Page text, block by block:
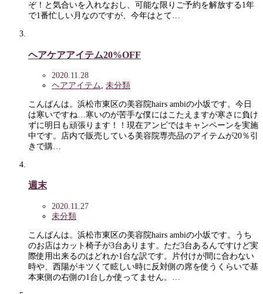
ぞ！と気合いを入れなおし、可能な限りご予約を解放する1年
で1番忙しい月なのですが、今年はとて…
ヘアケアアイテム20%OFF
2020.11.28
ヘアアイテム, 未分類
こんばんは。浜松市東区の美容院hairs ambiの小坂です。今日
は寒いですね…寒いのが苦手な僕にはこたえますが寒さに負け
ずに明日も頑張ります！！現在アンビではキャンペーンを実施
中です。店内で販売している美容院専売品のアイテムが20％引
きで購…
週末
2020.11.27
未分類
こんばんは。浜松市東区の美容院hairs ambiの小坂です。うち
のお店はカット椅子が3台あります。ただ3台あるんですけど実
際使用出来るのはどれか1台な訳です。片付けが間に合わない
時や、西陽がキツくて眩しい時に反対側の席を使うくらいで基
本東側の右側の1台しか使ってません。…